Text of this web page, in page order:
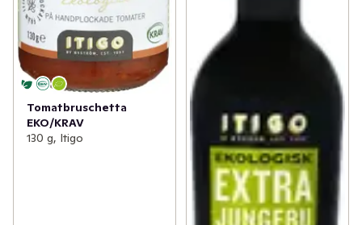
Tomatbruschetta
EKO/KRAV
130 g, Itigo